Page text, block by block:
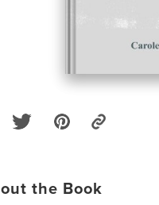
the Book